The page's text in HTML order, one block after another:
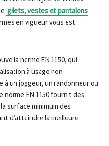
gilets, vestes et pantalons
en vigueur vous est
la norme EN 1150, qui
à usage non
à un joggeur, un randonneur ou
EN 1150 fournit des
surface minimum des
d’atteindre la meilleure